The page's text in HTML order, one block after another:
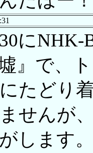
に
』で、ト
たどり
せんが
します